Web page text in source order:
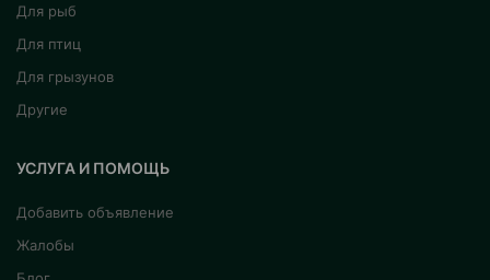
Для рыб
Для птиц
Для грызунов
Другие
УСЛУГА И ПОМОЩЬ
Добавить объявление
Жалобы